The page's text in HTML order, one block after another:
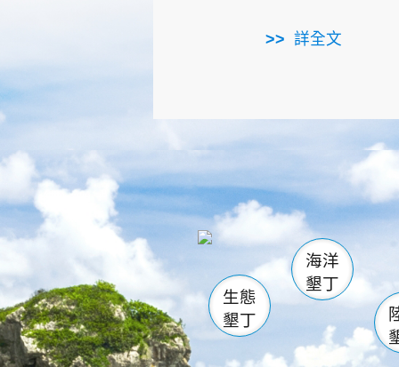
詳全文
龜山 海生館
恆春
龍鑾潭自
瓊麻館
關山
白砂
生態
墾丁
海洋
墾丁